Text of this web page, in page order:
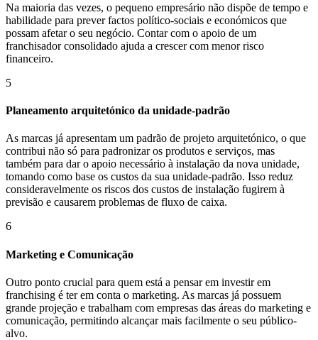
Na maioria das vezes, o pequeno empresário não dispõe de tempo e
habilidade para prever factos político-sociais e económicos que
possam afetar o seu negócio. Contar com o apoio de um
franchisador consolidado ajuda a crescer com menor risco
financeiro.
5
Planeamento arquitetónico da unidade-padrão
As marcas já apresentam um padrão de projeto arquitetónico, o que
contribui não só para padronizar os produtos e serviços, mas
também para dar o apoio necessário à instalação da nova unidade,
tomando como base os custos da sua unidade-padrão. Isso reduz
consideravelmente os riscos dos custos de instalação fugirem à
previsão e causarem problemas de fluxo de caixa.
6
Marketing e Comunicação
Outro ponto crucial para quem está a pensar em investir em
franchising é ter em conta o marketing. As marcas já possuem
grande projeção e trabalham com empresas das áreas do marketing e
comunicação, permitindo alcançar mais facilmente o seu público-
alvo.